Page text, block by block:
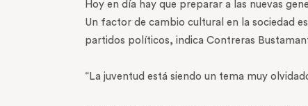
Hoy en día hay que preparar a las nuevas
Un factor de cambio cultural en la sociedad
partidos políticos, indica Contreras
“La juventud está siendo un tema muy